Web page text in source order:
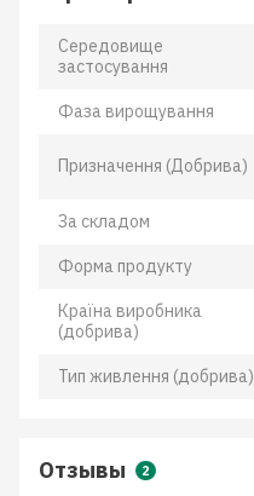
Середовище
застосування
Фаза вирощування
Призначення (Добрива)
За складом
Форма продукту
Країна виробника
(добрива)
Тип живлення (добрива)
Отзывы 2